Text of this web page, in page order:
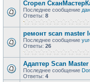
Сгорел
Последнее сообщение
Ответы: 8
ремонт scan master
Последнее сообщение
Ответы: 26
Адаптер Scan
Последнее сообщение
Ответы: 4